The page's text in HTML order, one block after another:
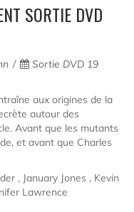
SORTIE DVD
Sortie DVD 19
aux origines de la
autour des
Avant que les mutants
et avant que Charles
, January Jones , Kevin
Lawrence